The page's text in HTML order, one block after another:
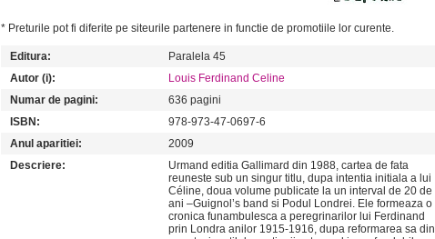
* Preturile pot fi diferite pe siteurile partenere in functie de promotiile lor curente.
Editura:
Paralela 45
Autor (i):
Louis Ferdinand Celine
Numar de pagini:
636 pagini
ISBN:
978-973-47-0697-6
Anul aparitiei:
2009
Descriere:
Urmand editia Gallimard din 1988, cartea de fata
reuneste sub un singur titlu, dupa intentia initiala a lui
Céline, doua volume publicate la un interval de 20 de
ani –Guignol’s band si Podul Londrei. Ele formeaza o
cronica funambulesca a peregrinarilor lui Ferdinand
prin Londra anilor 1915-1916, dupa reformarea sa din